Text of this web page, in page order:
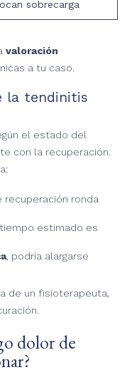
sobrecarga
valoración
a tu caso.
la tendinitis
el estado del
con la recuperación.
recuperación ronda
estimado es
, podría alargarse
de un fisioterapeuta,
dolor de